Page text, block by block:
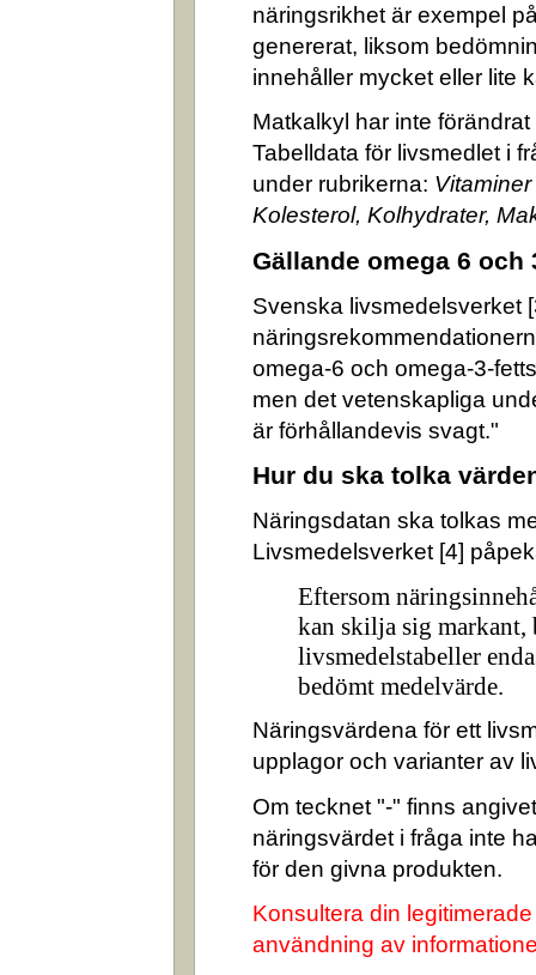
näringsrikhet är exempel
genererat, liksom
innehåller mycket eller lite
Matkalkyl har inte
Tabelldata för livsmedlet i
under rubrikerna:
Kolesterol, Kolhydrater,
Gällande omega 6 och
Svenska livsmedelsverket
omega-6 och omega-3-
men det vetenskapliga
är förhållandevis svagt."
Hur du ska tolka
Näringsdatan ska tolkas
Livsmedelsverket [4]
Eftersom
kan skilja sig markant,
livsmedelstabeller
bedömt medelvärde.
Näringsvärdena för ett
upplagor och varianter av
Om tecknet "-" finns
näringsvärdet i fråga inte
för den givna produkten.
Konsultera din
användning av